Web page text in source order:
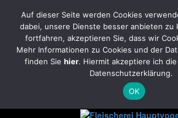
Tel.: 035322/2701 Handy:
Auf dieser Seite werden Cookies
dabei, unsere Dienste besser anbieten zu
fortfahren, akzeptieren Sie, dass wir
Mehr Informationen zu Cookies und der
finden Sie hier. Hiermit akzeptiere ich
Datenschutzerklärung.
OK